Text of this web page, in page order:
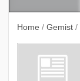
Home / Gemist /